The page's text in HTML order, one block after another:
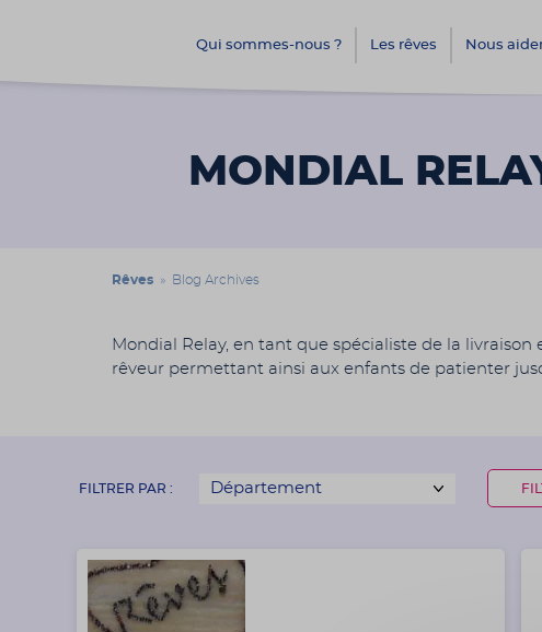
Qui sommes-nous ? Les rêves Nous
MONDIAL
Rêves » Blog Archives
Mondial Relay, en tant que spécialiste de la
rêveur permettant ainsi aux enfants de patienter
FILTRER PAR :